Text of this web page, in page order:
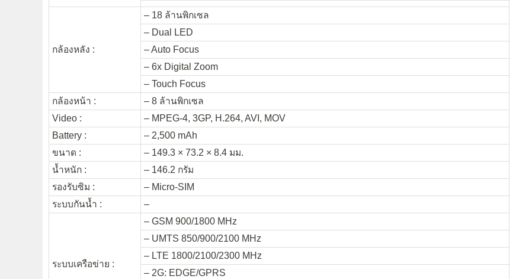
กล้องหลัง :
– 18 ล้านพิกเซล
– Dual LED
– Auto Focus
– 6x Digital Zoom
– Touch Focus
กล้องหน้า :
– 8 ล้านพิกเซล
Video :
– MPEG-4, 3GP, H.264, AVI, MOV
Battery :
– 2,500 mAh
ขนาด :
– 149.3 × 73.2 × 8.4 มม.
น้ำหนัก :
– 146.2 กรัม
รองรับซิม :
– Micro-SIM
ระบบกันน้ำ :
–
ระบบเครือข่าย :
– GSM 900/1800 MHz
– UMTS 850/900/2100 MHz
– LTE 1800/2100/2300 MHz
– 2G: EDGE/GPRS